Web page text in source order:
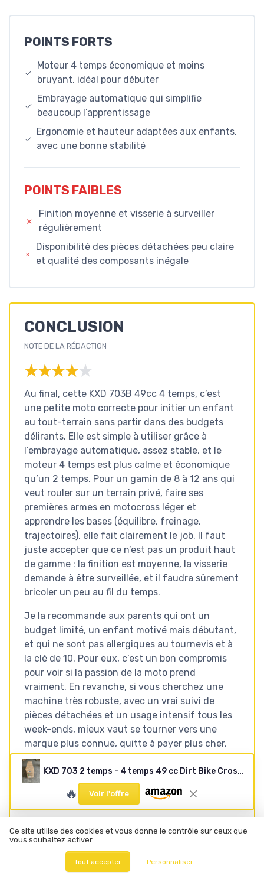
POINTS FORTS
Moteur 4 temps économique et moins
bruyant, idéal pour débuter
Embrayage automatique qui simplifie
beaucoup l’apprentissage
Ergonomie et hauteur adaptées aux enfants,
avec une bonne stabilité
POINTS FAIBLES
Finition moyenne et visserie à surveiller
régulièrement
Disponibilité des pièces détachées peu claire
et qualité des composants inégale
CONCLUSION
NOTE DE LA RÉDACTION
★★★★★
★★★★★
Au final, cette KXD 703B 49cc 4 temps, c’est
une petite moto correcte pour initier un enfant
au tout-terrain sans partir dans des budgets
délirants. Elle est simple à utiliser grâce à
l’embrayage automatique, assez stable, et le
moteur 4 temps est plus calme et économique
qu’un 2 temps. Pour un gamin de 8 à 12 ans qui
veut rouler sur un terrain privé, faire ses
premières armes en motocross léger et
apprendre les bases (équilibre, freinage,
trajectoires), elle fait clairement le job. Il faut
juste accepter que ce n’est pas un produit haut
de gamme : la finition est moyenne, la visserie
demande à être surveillée, et il faudra sûrement
bricoler un peu au fil du temps.
Je la recommande aux parents qui ont un
budget limité, un enfant motivé mais débutant,
et qui ne sont pas allergiques au tournevis et à
la clé de 10. Pour eux, c’est un bon compromis
pour voir si la passion de la moto prend
vraiment. En revanche, si vous cherchez une
machine très robuste, avec un vrai suivi de
pièces détachées et un usage intensif tous les
week-ends, mieux vaut se tourner vers une
marque plus connue, quitte à payer plus cher,
ou regarder en occasion sur des modèles de
meilleure qualité. En résumé : rien
d’extraordinaire, mais efficace pour ce pour quoi
c’est vendu.
Voir l'offre
KXD 703 2 temps - 4 temps 49 cc Dirt Bike CrossBike Enduro DirtBike pocket Pitbike PocketBike Motocross Moto Motorbike Motorsport Pocket (turquoise, KXD 703B 4 temps) Turquoise KXD 703B 49ccm 4T
🔥 Voir l'offre
Ce site utilise des cookies et vous donne le contrôle sur ceux que
vous souhaitez activer
Tout accepter Personnaliser